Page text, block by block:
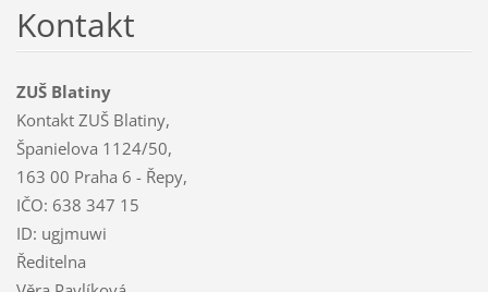
Kontakt
ZUŠ Blatiny
Kontakt ZUŠ Blatiny,
Španielova 1124/50,
163 00 Praha 6 - Řepy,
IČO: 638 347 15
ID: ugjmuwi
Ředitelna